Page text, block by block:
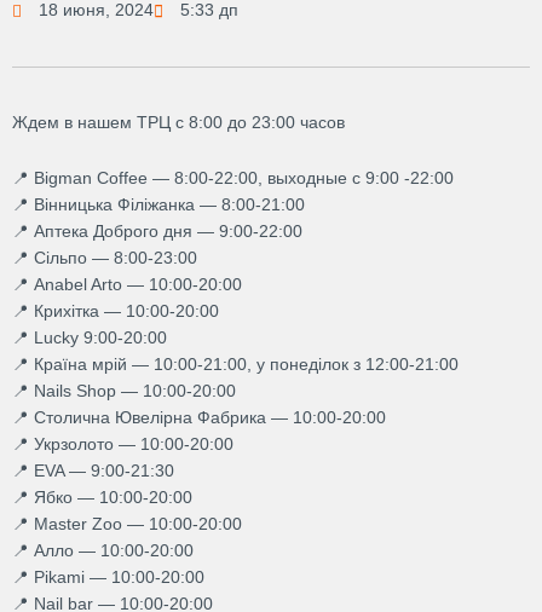
18 июня, 2024 5:33 дп
Ждем в нашем ТРЦ с 8:00 до 23:00 часов
📍 Bigman Coffee — 8:00-22:00, выходные с 9:00 -22:00
📍 Вінницька Філіжанка — 8:00-21:00
📍 Аптека Доброго дня — 9:00-22:00
📍 Сільпо — 8:00-23:00
📍 Anabel Arto — 10:00-20:00
📍 Крихітка — 10:00-20:00
📍 Lucky 9:00-20:00
📍 Країна мрій — 10:00-21:00, у понеділок з 12:00-21:00
📍 Nails Shop — 10:00-20:00
📍 Столична Ювелірна Фабрика — 10:00-20:00
📍 Укрзолото — 10:00-20:00
📍 EVA — 9:00-21:30
📍 Ябко — 10:00-20:00
📍 Master Zoo — 10:00-20:00
📍 Алло — 10:00-20:00
📍 Pikami — 10:00-20:00
📍 Nail bar — 10:00-20:00